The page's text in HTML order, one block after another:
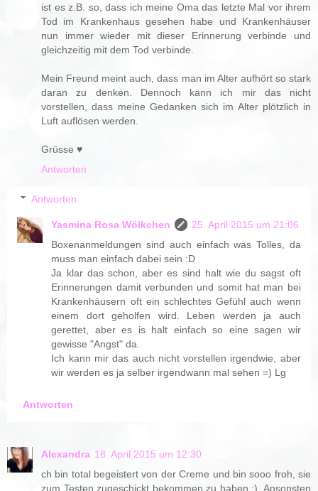
ist es z.B. so, dass ich meine Oma das letzte Mal vor ihrem
Tod im Krankenhaus gesehen habe und Krankenhäuser
nun immer wieder mit dieser Erinnerung verbinde und
gleichzeitig mit dem Tod verbinde.
Mein Freund meint auch, dass man im Alter aufhört so stark
daran zu denken. Dennoch kann ich mir das nicht
vorstellen, dass meine Gedanken sich im Alter plötzlich in
Luft auflösen werden.
Grüsse ♥
Antworten
Antworten
Yasmina Rosa Wölkchen
25. April 2015 um 21:06
Boxenanmeldungen sind auch einfach was Tolles, da
muss man einfach dabei sein :D
Ja klar das schon, aber es sind halt wie du sagst oft
Erinnerungen damit verbunden und somit hat man bei
Krankenhäusern oft ein schlechtes Gefühl auch wenn
einem dort geholfen wird. Leben werden ja auch
gerettet, aber es is halt einfach so eine sagen wir
gewisse "Angst" da.
Ich kann mir das auch nicht vorstellen irgendwie, aber
wir werden es ja selber irgendwann mal sehen =) Lg
Antworten
Alexandra 18. April 2015 um 12:30
ch bin total begeistert von der Creme und bin sooo froh, sie
zum Testen zugeschickt bekommen zu haben :). Ansonsten